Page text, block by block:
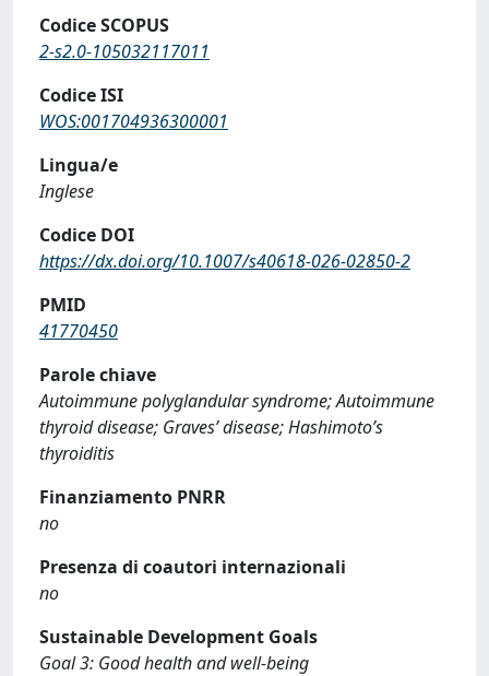
Codice SCOPUS
2-s2.0-105032117011
Codice ISI
WOS:001704936300001
Lingua/e
Inglese
Codice DOI
https://dx.doi.org/10.1007/s40618-026-02850-2
PMID
41770450
Parole chiave
Autoimmune polyglandular syndrome; Autoimmune
thyroid disease; Graves’ disease; Hashimoto’s
thyroiditis
Finanziamento PNRR
no
Presenza di coautori internazionali
no
Sustainable Development Goals
Goal 3: Good health and well-being